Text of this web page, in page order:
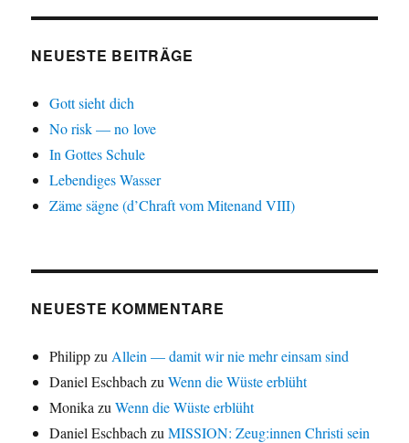
NEUESTE BEITRÄGE
Gott sieht dich
No risk — no love
In Gottes Schule
Lebendiges Wasser
Zäme sägne (d’Chraft vom Mitenand VIII)
NEUESTE KOMMENTARE
Philippzu Allein — damit wir nie mehr einsam sind
Daniel Eschbach zuWenn die Wüste erblüht
Monika zuWenn die Wüste erblüht
Daniel Eschbach zuMISSION: Zeug:innen Christi sein